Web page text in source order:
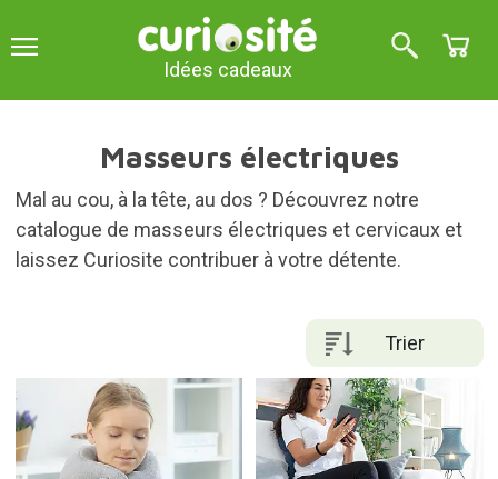
Idées cadeaux
Masseurs électriques
Mal au cou, à la tête, au dos ? Découvrez notre
catalogue de masseurs électriques et cervicaux et
laissez Curiosite contribuer à votre détente.
Trier